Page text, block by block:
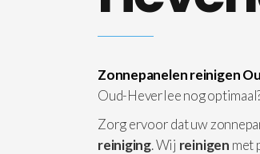
Zonnepanelen reinigen
Oud-Heverlee nog
Zorg ervoor dat uw
reiniging. Wij reinigen met